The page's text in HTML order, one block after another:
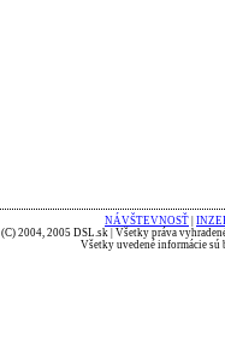
NÁVŠTEVNOSŤ
(C) 2004, 2005 DSL.sk | Všetky práva
Všetky uvedené informácie sú